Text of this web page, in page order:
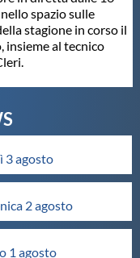
spazio sulle
stagione in corso il
insieme al tecnico
3 agosto
2 agosto
1 agosto